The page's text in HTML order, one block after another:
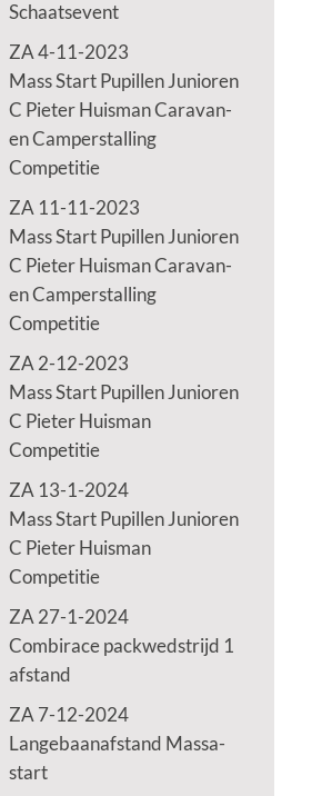
Schaatsevent
ZA 4-11-2023
Mass Start Pupillen Junioren
C Pieter Huisman Caravan-
en Camperstalling
Competitie
ZA 11-11-2023
Mass Start Pupillen Junioren
C Pieter Huisman Caravan-
en Camperstalling
Competitie
ZA 2-12-2023
Mass Start Pupillen Junioren
C Pieter Huisman
Competitie
ZA 13-1-2024
Mass Start Pupillen Junioren
C Pieter Huisman
Competitie
ZA 27-1-2024
Combirace packwedstrijd 1
afstand
ZA 7-12-2024
Langebaanafstand Massa-
start